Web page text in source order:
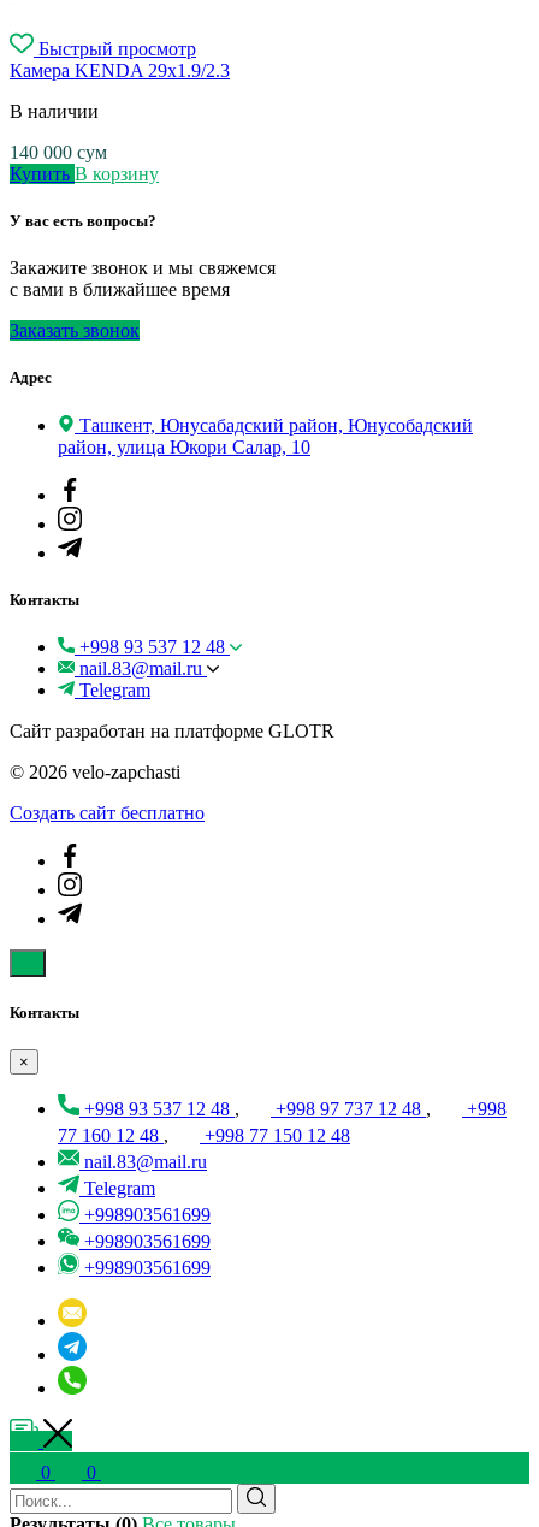
Быстрый просмотр
Камера KENDA 29x1.9/2.3
В наличии
140 000 сум
Купить В корзину
У вас есть вопросы?
Закажите звонок и мы свяжемся
с вами в ближайшее время
Заказать звонок
Адрес
Ташкент, Юнусабадский район, Юнусобадский
район, улица Юкори Салар, 10
Контакты
+998 93 537 12 48
nail.83@mail.ru
Telegram
Сайт разработан на платформе GLOTR
© 2026 velo-zapchasti
Создать cайт бесплатно
Контакты
×
+998 93 537 12 48 , +998 97 737 12 48 ,
+998
77 160 12 48 ,
+998 77 150 12 48
nail.83@mail.ru
Telegram
+998903561699
+998903561699
+998903561699
0 0